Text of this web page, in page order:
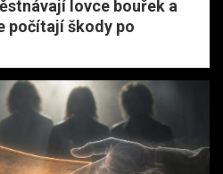
lovce bouřek a
počítají škody po